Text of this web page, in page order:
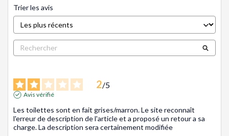
Trier les avis
2/5
Avis vérifié
Les toilettes sont en fait grises/marron. Le site reconnaît
l'erreur de description de l'article et a proposé un retour a sa
charge. La description sera certainement modifiée